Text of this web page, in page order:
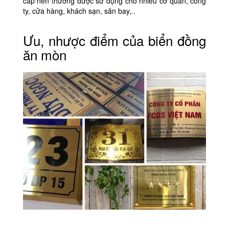
ty, cửa hàng, khách sạn, sân bay,..
Ưu, nhược điểm của biển đồng
ăn mòn